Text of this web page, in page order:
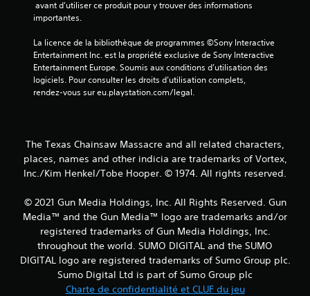
r
5
(
a
v
i
s
)
importantes.
La licence de la bibliothèque de programmes ©Sony Interactive
Entertainment Inc. est la propriété exclusive de Sony Interactive
Entertainment Europe. Soumis aux conditions d’utilisation des
logiciels. Pour consulter les droits d’utilisation complets,
rendez-vous sur eu.playstation.com/legal.
The Texas Chainsaw Massacre and all related characters,
places, names and other indicia are trademarks of Vortex,
Inc./Kim Henkel/Tobe Hooper. © 1974. All rights reserved.
© 2021 Gun Media Holdings, Inc. All Rights Reserved. Gun
Media™ and the Gun Media™ logo are trademarks and/or
registered trademarks of Gun Media Holdings, Inc.
throughout the world. SUMO DIGITAL and the SUMO
DIGITAL logo are registered trademarks of Sumo Group plc.
Sumo Digital Ltd is part of Sumo Group plc
Charte de confidentialité et CLUF du jeu